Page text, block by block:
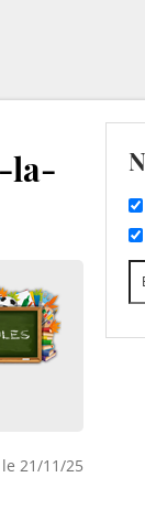
la-
21/11/25